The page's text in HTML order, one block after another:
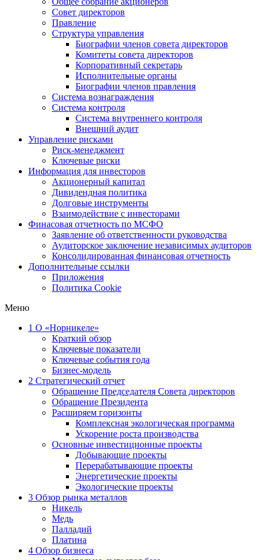
Совет директоров
Правление
Структура управления
Биографии членов совета директоров
Комитеты совета директоров
Корпоративный секретарь
Исполнительные органы
Биографии членов правления
Система вознаграждения
Система контроля
Система внутреннего контроля
Внешний аудит
Управление рисками
Риск-менеджмент
Ключевые риски
Информация для инвесторов
Акционерный капитал
Дивидендная политика
Долговые инструменты
Взаимодействие с инвеcторами
Финасовая отчетность по МСФО
Заявление об ответственности руководства
Аудиторское заключение независимых аудиторов
Консолидированная финансовая отчетность
Дополнительные ссылки
Приложения
Политика Cookie
Меню
1 О «Норникеле»
Краткий обзор
Ключевые показатели
Ключевые события года
Бизнес-модель
2 Стратегический отчет
Обращение Председателя Совета директоров
Обращение Президента
Расширяем горизонты
Комплексная экологическая программа
Ускорение роста производства
Основные инвестиционные проекты
Добывающие проекты
Перерабатывающие проекты
Энергетические проекты
Экологические проекты
3 Обзор рынка металлов
Никель
Медь
Палладий
Платина
4 Обзор бизнеса